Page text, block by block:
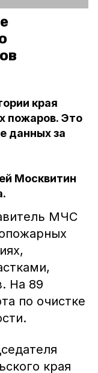
края
пожаров. Это
данных за
Москвитин
МЧС
На 89
по очистке
края